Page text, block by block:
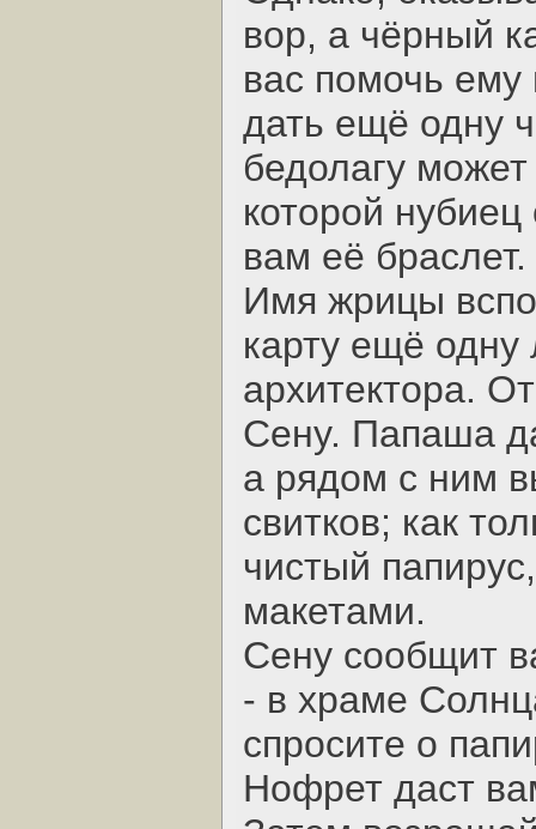
вор, а чёрный
вас помочь
дать ещё одну
бедолагу
которой
вам её браслет.
Имя жрицы
карту ещё одну
архитектора.
Сенy. Папаша
а рядом с ним
свитков; как
чистый
макетами.
Сенy сообщит
- в храме
спросите о
Нофрет даст